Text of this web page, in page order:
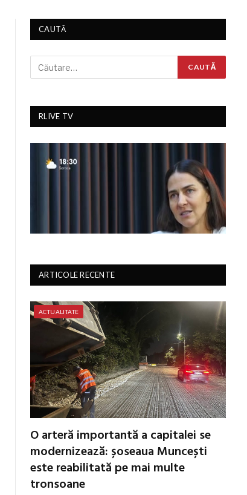
CAUTĂ
RLIVE TV
ARTICOLE RECENTE
ACTUALITATE
O arteră importantă a capitalei se
modernizează: șoseaua Muncești
este reabilitată pe mai multe
tronsoane